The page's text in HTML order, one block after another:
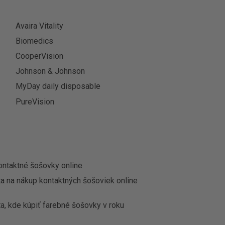
Avaira Vitality
Biomedics
CooperVision
Johnson & Johnson
MyDay daily disposable
PureVision
šošovky online
na nákup kontaktných šošoviek online
kde kúpiť farebné šošovky v roku